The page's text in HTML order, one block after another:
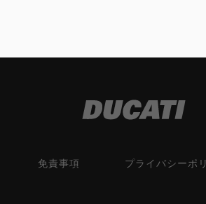
免責事項 プライバシーポ